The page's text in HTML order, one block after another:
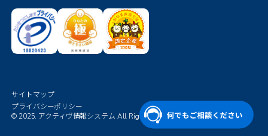
サイトマップ
プライバシーポリシー
© 2025. アクティヴ情報システム All Rights Reserved.